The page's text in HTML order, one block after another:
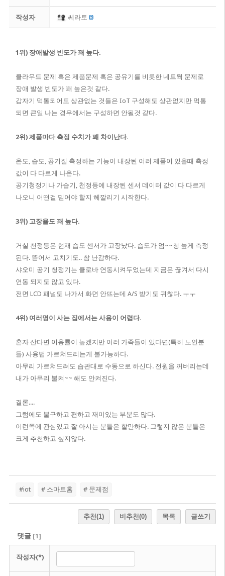
작성자 쎄라토
1위) 장애발생 빈도가 꽤 높다.
클라우드 문제 혹은 제품문제 혹은 공유기를 비롯한 네트웍 문제로
장애 발생 빈도가 꽤 높은것 같다.
갑자기 먹통되어도 상관없는 것들은 IoT 구성해도 상관없지만 먹통
되면 큰일 나는 경우에서는 구성하면 안될것 같다.
2위) 제품마다 측정 수치가 꽤 차이난다.
온도, 습도, 공기질 측정하는 기능이 내장된 여러 제품이 있을때 측정
값이 다 다르게 나온다.
공기청정기나 가습기, 천정등에 내장된 센서 데이터 값이 다 다르게
나오니 어떤걸 믿어야 할지 헤깔리기 시작한다.
3위) 고장율도 꽤 높다.
거실 천정등은 현재 습도 센서가 고장났다. 습도가 엄~~청 높게 측정
된다. 뜯어서 고치기도.. 참 난감하다.
샤오미 공기 청정기는 클로바 연동시켜두었는데 지금은 끊겨서 다시
연동 되지도 않고 있다.
전면 LCD 패널도 나가서 화면 안뜨는데 A/S 받기도 귀찮다. ㅜㅜ
4위) 여러명이 사는 집에서는 사용이 어렵다.
혼자 산다면 이용률이 높겠지만 여러 가족들이 있다면(특히 노인분
들) 사용법 가르쳐드리는게 불가능하다.
아무리 가르쳐드려도 습관대로 수동으로 하신다. 전원을 꺼버리는데
내가 아무리 불켜~~ 해도 안켜진다.
결론....
그럼에도 불구하고 편하고 재미있는 부분도 많다.
이런쪽에 관심있고 잘 아시는 분들은 할만하다. 그렇지 않은 분들은
크게 추천하고 싶지않다.
#iot # 스마트홈 # 문제점
추천(1) 비추천(0) 목록 글쓰기
댓글[1]
작성자(*)